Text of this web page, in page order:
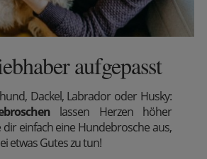
aufgepasst
Dackel, Labrador oder Husky:
lassen Herzen höher
dir einfach eine Hundebrosche aus,
etwas Gutes zu tun!